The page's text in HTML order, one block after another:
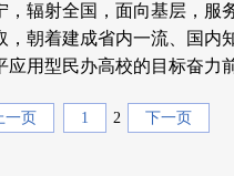
，辐射全国，面向基层，服
，朝着建成省内一流、国内
应用型民办高校的目标奋力
一页 1 2 下一页